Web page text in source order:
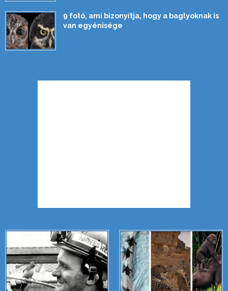
9 fotó, ami bizonyítja, hogy a baglyoknak is
van egyénisége